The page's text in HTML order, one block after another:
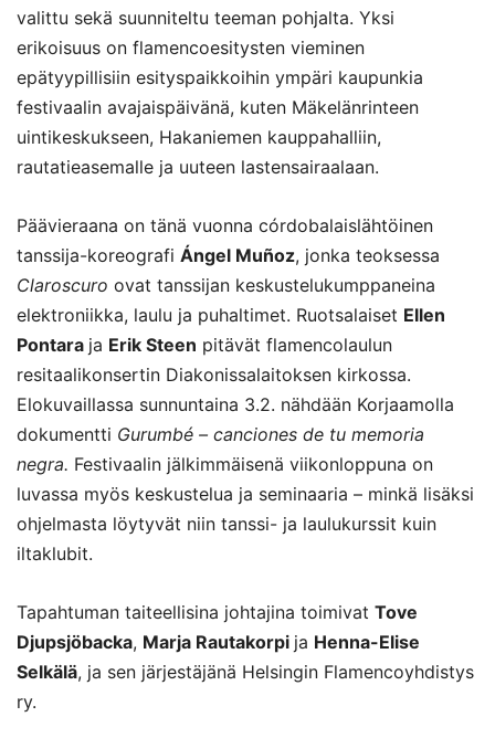
valittu sekä suunniteltu teeman pohjalta. Yksi
erikoisuus on flamencoesitysten vieminen
epätyypillisiin esityspaikkoihin ympäri kaupunkia
festivaalin avajaispäivänä, kuten Mäkelänrinteen
uintikeskukseen, Hakaniemen kauppahalliin,
rautatieasemalle ja uuteen lastensairaalaan.
Päävieraana on tänä vuonna córdobalaislähtöinen
tanssija-koreografi Ángel Muñoz, jonka teoksessa
Claroscuro ovat tanssijan keskustelukumppaneina
elektroniikka, laulu ja puhaltimet. Ruotsalaiset Ellen
Pontara ja Erik Steen pitävät flamencolaulun
resitaalikonsertin Diakonissalaitoksen kirkossa.
Elokuvaillassa sunnuntaina 3.2. nähdään Korjaamolla
dokumentti Gurumbé – canciones de tu memoria
negra. Festivaalin jälkimmäisenä viikonloppuna on
luvassa myös keskustelua ja seminaaria – minkä lisäksi
ohjelmasta löytyvät niin tanssi- ja laulukurssit kuin
iltaklubit.
Tapahtuman taiteellisina johtajina toimivat Tove
Djupsjöbacka, Marja Rautakorpi ja Henna-Elise
Selkälä, ja sen järjestäjänä Helsingin Flamencoyhdistys
ry.